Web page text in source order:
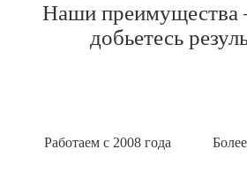
Наши преимущества
добьетесь
Работаем с 2008 года